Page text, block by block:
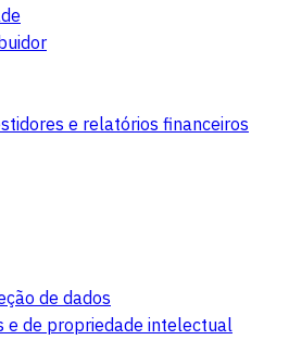
e relatórios financeiros
de dados
e de propriedade intelectual